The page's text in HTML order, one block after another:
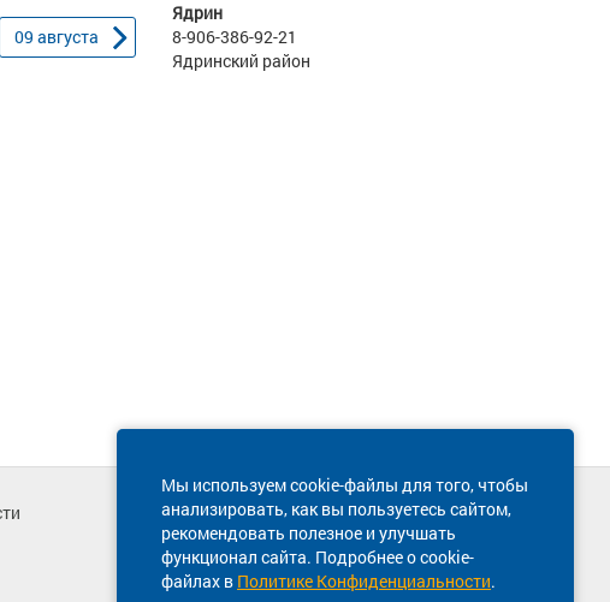
09 августа
Ядрин
8-906-386-92-21
Ядринский район
Мы используем cookie-файлы для того, чтобы
анализировать, как вы пользуетесь сайтом,
рекомендовать полезное и улучшать
функционал сайта. Подробнее о cookie-
файлах в Политике Конфиденциальности.
Техническая поддержка сайта
8 800 600-03-38